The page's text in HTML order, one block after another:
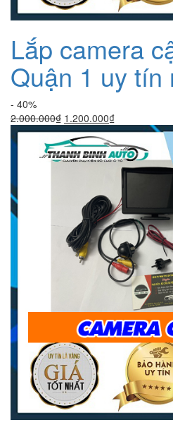
Lắp camera
Quận 1 uy tín
- 40%
2.000.000₫ Giá
gốc
là:
2.000.000₫.
1.200.000₫Giá
hiện
tại
là:
1.200.000₫.